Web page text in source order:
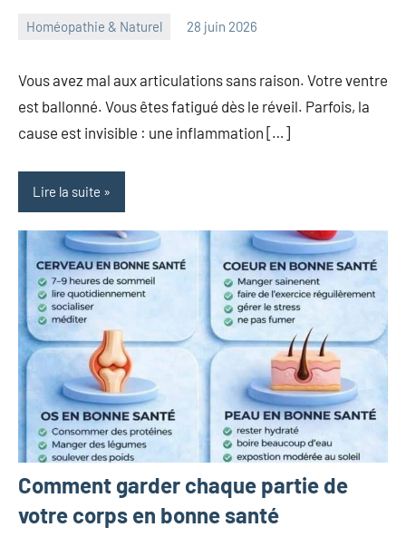
Homéopathie & Naturel 28 juin 2026
herbosafe
Vous avez mal aux articulations sans raison. Votre ventre
est ballonné. Vous êtes fatigué dès le réveil. Parfois, la
cause est invisible : une inflammation […]
Lire la suite
Comment garder chaque partie de
votre corps en bonne santé